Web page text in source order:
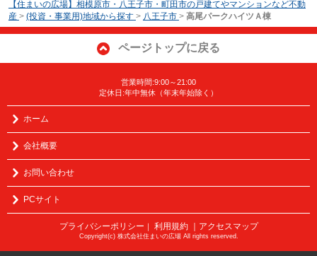
【住まいの広場】相模原市・八王子市・町田市の戸建てやマンションなど不動
産 > (投資・事業用)地域から探す > 八王子市 > 高尾パークハイツＡ棟
ページトップに戻る
営業時間:9:00～21:00
定休日:年中無休（年末年始除く）
ホーム
会社概要
お問い合わせ
PCサイト
プライバシーポリシー 利用規約 ｜アクセスマップ
Copyright(c) 株式会社住まいの広場 All rights reserved.